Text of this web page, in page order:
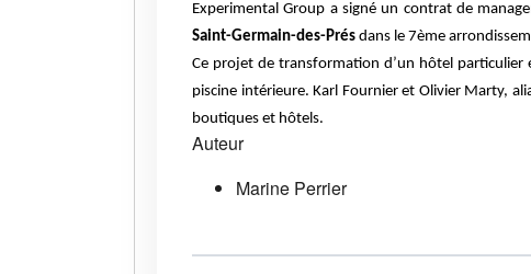
Experimental Group a signé un contrat de
Saint-Germain-des-Prés dans le 7ème
Ce projet de transformation d’un hôtel particulier
piscine intérieure. Karl Fournier et Olivier Marty,
boutiques et hôtels.
Auteur
Marine Perrier